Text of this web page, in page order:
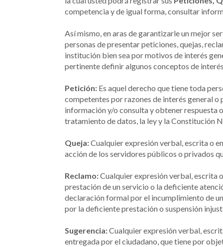
competencia y de igual forma, consultar
Así mismo, en aras de garantizarle un mejor
personas de presentar peticiones, quejas,
institución bien sea por motivos de interés
pertinente definir algunos conceptos de
Petición: Es aquel derecho que tiene toda
competentes por razones de interés general
información y/o consulta y obtener respuesta
tratamiento de datos, la ley y la Constitución
Queja:Cualquier expresión verbal, escrita o
acción de los servidores públicos o privados
Reclamo:Cualquier expresión verbal, escrita
prestación de un servicio o la deficiente
declaración formal por el incumplimiento de
por la deficiente prestación o suspensión
Sugerencia:Cualquier expresión verbal,
entregada por el ciudadano, que tiene por